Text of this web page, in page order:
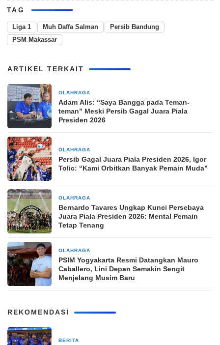
TAG
Liga 1 Muh Daffa Salman
Persib Bandung
PSM Makassar
ARTIKEL TERKAIT
OLAHRAGA
Adam Alis: “Saya Bangga pada Teman-
teman” Meski Persib Gagal Juara Piala
Presiden 2026
OLAHRAGA
Persib Gagal Juara Piala Presiden 2026, Igor
Tolic: “Kami Orbitkan Banyak Pemain Muda”
OLAHRAGA
Bernardo Tavares Ungkap Kunci Persebaya
Juara Piala Presiden 2026: Mental Pemain
Tetap Tenang
OLAHRAGA
PSIM Yogyakarta Resmi Datangkan Mauro
Caballero, Lini Depan Semakin Sengit
Menjelang Musim Baru
REKOMENDASI
BERITA